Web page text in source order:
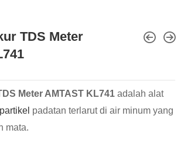
TDS Meter
Meter AMTAST KL741 adalah alat
partikel padatan terlarut di air minum yang
mata.